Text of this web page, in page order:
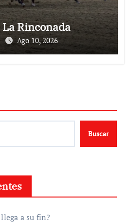
Rinconada
Ago 10, 2026
Buscar
a su fin?